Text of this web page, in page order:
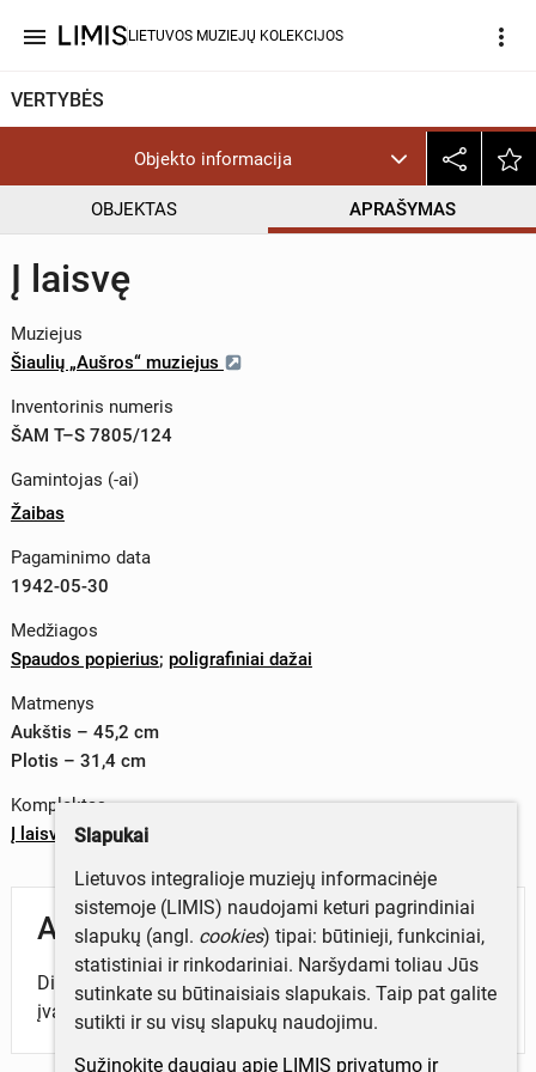
menu LIETUVOS MUZIEJŲ KOLEKCIJOS more_vert
VERTYBĖS
Objekto informacija
OBJEKTAS APRAŠYMAS
Į laisvę
Muziejus
Šiaulių „Aušros“ muziejus
Inventorinis numeris
ŠAM T–S 7805/124
Gamintojas (-ai)
Žaibas
Pagaminimo data
1942-05-30
Medžiagos
Spaudos popierius; poligrafiniai dažai
Matmenys
Aukštis – 45,2 cm
Plotis – 31,4 cm
Komplektas
Į laisvę
Aprašymas
Dienraštyje išspausdintos šalies, pasaulio naujienos,
įvairūs potvarkiai, skelbimai ir kt.
Slapukai
Lietuvos integralioje muziejų informacinėje
sistemoje (LIMIS) naudojami keturi pagrindiniai
slapukų (angl. cookies) tipai: būtinieji, funkciniai,
statistiniai ir rinkodariniai. Naršydami toliau Jūs
sutinkate su būtinaisiais slapukais. Taip pat galite
sutikti ir su visų slapukų naudojimu.
Sužinokite daugiau apie LIMIS privatumo ir